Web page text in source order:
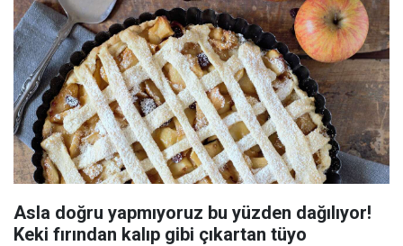
Asla doğru yapmıyoruz bu yüzden dağılıyor!
Keki fırından kalıp gibi çıkartan tüyo